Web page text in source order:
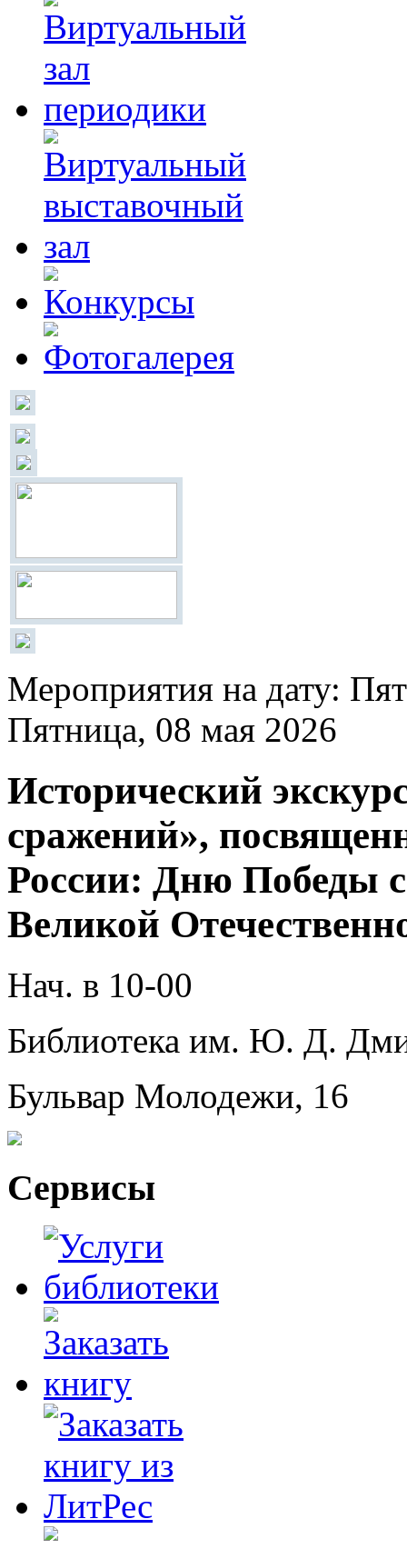
Мероприятия на дату:
Пятница, 08 мая 2026
Исторический
сражений»,
России: Дню Победы
Великой
Нач. в 10-00
Библиотека им. Ю. Д.
Бульвар Молодежи, 16
Сервисы